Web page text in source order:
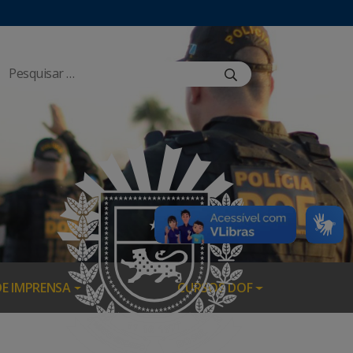
IMPRENSA CURSOS DOF